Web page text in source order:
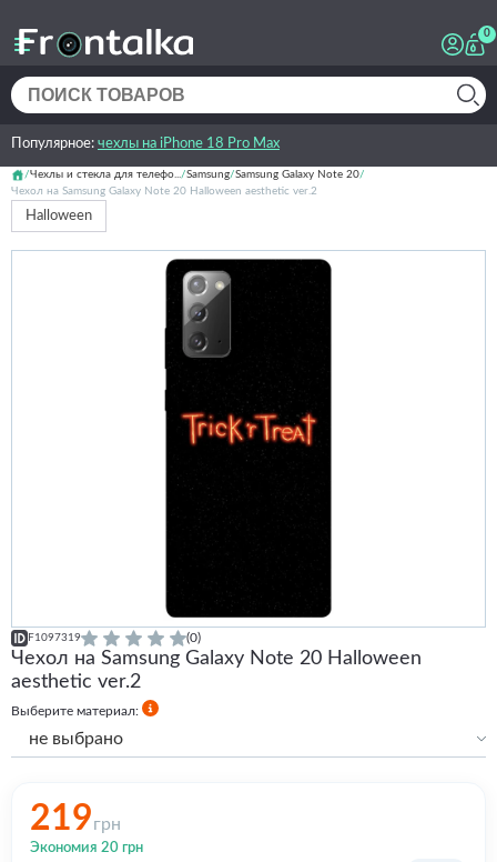
0
Популярное: чехлы на iPhone 18 Pro Max
Чехлы и стекла для телефо... Samsung Samsung Galaxy Note 20
Чехол на Samsung Galaxy Note 20 Halloween aesthetic ver.2
Halloween
F1097319 (0)
Чехол на Samsung Galaxy Note 20 Halloween
aesthetic ver.2
Выберите материал:
не выбрано
219грн
Экономия 20 грн